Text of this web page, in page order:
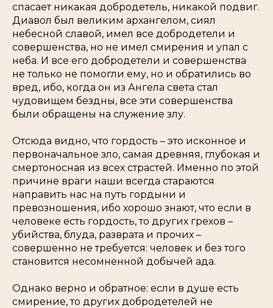
спасает никакая добродетель, никакой подвиг.
Диавол был великим архангелом, сиял
небесной славой, имел все добродетели и
совершенства, но не имел смирения и упал с
неба. И все его добродетели и совершенства
не только не помогли ему, но и обратились во
вред, ибо, когда он из Ангела света стал
чудовищем бездны, все эти совершенства
были обращены на служение злу.
Отсюда видно, что гордость – это исконное и
первоначальное зло, самая древняя, глубокая и
смертоносная из всех страстей. Именно по этой
причине враги наши всегда стараются
направить нас на путь гордыни и
превозношения, ибо хорошо знают, что если в
человеке есть гордость, то других грехов –
убийства, блуда, разврата и прочих –
совершенно не требуется: человек и без того
становится несомненной добычей ада.
Однако верно и обратное: если в душе есть
смирение, то других добродетелей не